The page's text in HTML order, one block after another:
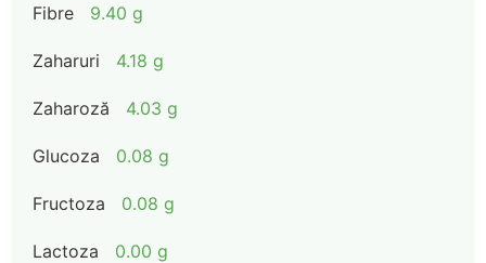
Fibre 9.40 g
Zaharuri 4.18 g
Zaharoză 4.03 g
Glucoza 0.08 g
Fructoza 0.08 g
Lactoza 0.00 g